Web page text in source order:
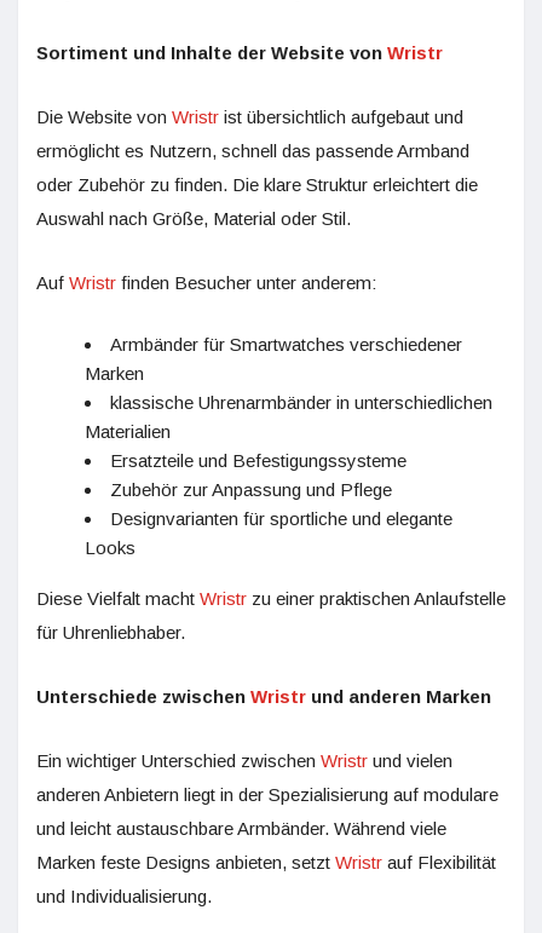
Sortiment und Inhalte der Website von Wristr
Die Website von Wristr ist übersichtlich aufgebaut und
ermöglicht es Nutzern, schnell das passende Armband
oder Zubehör zu finden. Die klare Struktur erleichtert die
Auswahl nach Größe, Material oder Stil.
Auf Wristr finden Besucher unter anderem:
Armbänder für Smartwatches verschiedener
Marken
klassische Uhrenarmbänder in unterschiedlichen
Materialien
Ersatzteile und Befestigungssysteme
Zubehör zur Anpassung und Pflege
Designvarianten für sportliche und elegante
Looks
Diese Vielfalt macht Wristr zu einer praktischen Anlaufstelle
für Uhrenliebhaber.
Unterschiede zwischen Wristr und anderen Marken
Ein wichtiger Unterschied zwischen Wristr und vielen
anderen Anbietern liegt in der Spezialisierung auf modulare
und leicht austauschbare Armbänder. Während viele
Marken feste Designs anbieten, setzt Wristr auf Flexibilität
und Individualisierung.